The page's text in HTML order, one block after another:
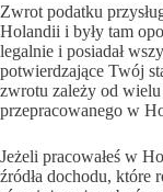
Zwrot podatku
Holandii i były tam
legalnie i posiadał
potwierdzające Twój
zwrotu zależy od
przepracowanego w
Jeżeli pracowałeś w
źródła dochodu, które